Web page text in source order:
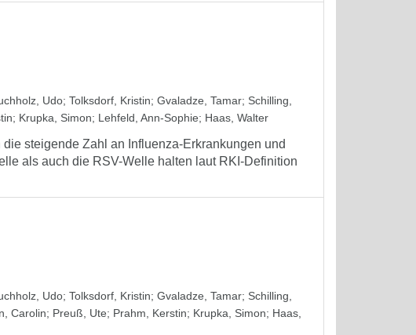
Udo; Tolksdorf, Kristin; Gvaladze, Tamar; Schilling,
; Krupka, Simon; Lehfeld, Ann-Sophie; Haas, Walter
steigende Zahl an Influenza-Erkrankungen und
als auch die RSV-Welle halten laut RKI-Definition
Udo; Tolksdorf, Kristin; Gvaladze, Tamar; Schilling,
Carolin; Preuß, Ute; Prahm, Kerstin; Krupka, Simon; Haas,